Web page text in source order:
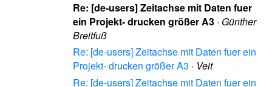
Re: [de-users] Zeitachse mit Daten fuer
ein Projekt- drucken größer A3 · Günther
Breitfuß
Re: [de-users] Zeitachse mit Daten fuer ein
Projekt- drucken größer A3 · Veit
Re: [de-users] Zeitachse mit Daten fuer ein